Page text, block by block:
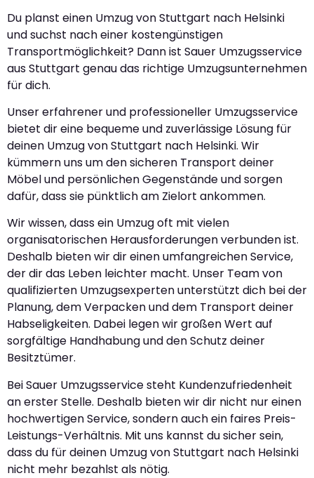
Du planst einen Umzug von Stuttgart nach Helsinki
und suchst nach einer kostengünstigen
Transportmöglichkeit? Dann ist Sauer Umzugsservice
aus Stuttgart genau das richtige Umzugsunternehmen
für dich.
Unser erfahrener und professioneller Umzugsservice
bietet dir eine bequeme und zuverlässige Lösung für
deinen Umzug von Stuttgart nach Helsinki. Wir
kümmern uns um den sicheren Transport deiner
Möbel und persönlichen Gegenstände und sorgen
dafür, dass sie pünktlich am Zielort ankommen.
Wir wissen, dass ein Umzug oft mit vielen
organisatorischen Herausforderungen verbunden ist.
Deshalb bieten wir dir einen umfangreichen Service,
der dir das Leben leichter macht. Unser Team von
qualifizierten Umzugsexperten unterstützt dich bei der
Planung, dem Verpacken und dem Transport deiner
Habseligkeiten. Dabei legen wir großen Wert auf
sorgfältige Handhabung und den Schutz deiner
Besitztümer.
Bei Sauer Umzugsservice steht Kundenzufriedenheit
an erster Stelle. Deshalb bieten wir dir nicht nur einen
hochwertigen Service, sondern auch ein faires Preis-
Leistungs-Verhältnis. Mit uns kannst du sicher sein,
dass du für deinen Umzug von Stuttgart nach Helsinki
nicht mehr bezahlst als nötig.